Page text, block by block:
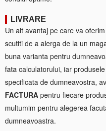
LIVRARE
Un alt avantaj pe care va
scutiti de a alerga de la un
buna varianta pentru
fata calculatorului, iar
specificata de dumneavostra,
FACTURA pentru fiecare
multumim pentru alegerea
dumneavoastra.